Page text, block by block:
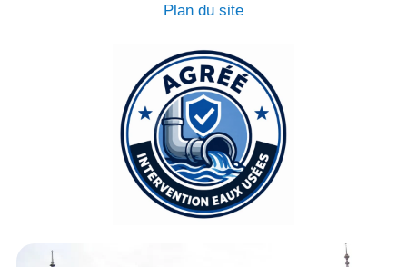
Plan du site